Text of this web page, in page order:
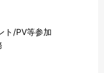
ト/PV等参加